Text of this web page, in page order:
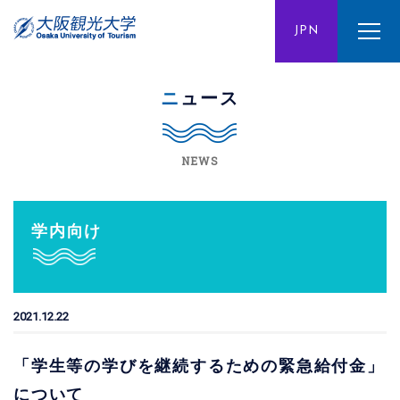
JPN
ENG CHN
ニュース
NEWS
学内向け
2021.12.22
「学生等の学びを継続するための緊急給付金」
について